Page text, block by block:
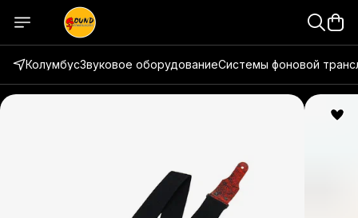
КолумбусЗвуковое оборудованиеСистемы фоновой